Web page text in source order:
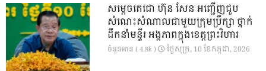
សម្តេចតេជោ ហ៊ុន សែន អញ្ជើញជួប
សំណេះសំណាលជាមួយក្រុមប្រឹក្សា ថ្នាក់
ដឹកនាំមន្ទីរ អង្គភាពក្នុងខេត្តព្រះវិហារ
ចំនួនអាន ( 4.8k ) ថ្ងៃ​សុក្រ, 10 ខែ​កក្កដា, 2026